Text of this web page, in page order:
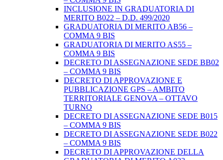
INCLUSIONE IN GRADUATORIA DI
MERITO B022 – D.D. 499/2020
GRADUATORIA DI MERITO AB56 –
COMMA 9 BIS
GRADUATORIA DI MERITO AS55 –
COMMA 9 BIS
DECRETO DI ASSEGNAZIONE SEDE BB02
– COMMA 9 BIS
DECRETO DI APPROVAZIONE E
PUBBLICAZIONE GPS – AMBITO
TERRITORIALE GENOVA – OTTAVO
TURNO
DECRETO DI ASSEGNAZIONE SEDE B015
– COMMA 9 BIS
DECRETO DI ASSEGNAZIONE SEDE B022
– COMMA 9 BIS
DECRETO DI APPROVAZIONE DELLA